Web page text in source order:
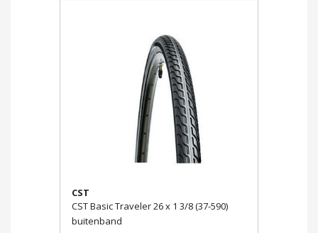
CST
CST Basic Traveler 26 x 1 3/8 (37-590)
buitenband